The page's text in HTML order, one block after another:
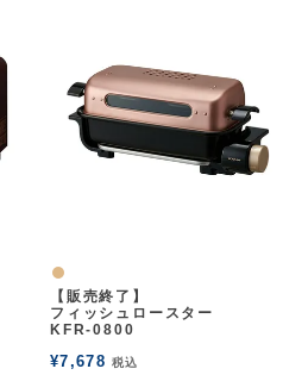
ナチュラル
【販売終了】
フィッシュロースター
KFR-0800
¥7,678 税込